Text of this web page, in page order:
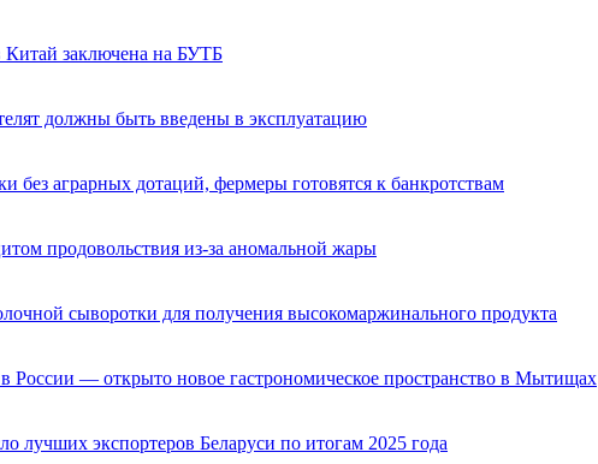
Китай заключена на БУТБ
должны быть введены в эксплуатацию
без аграрных дотаций, фермеры готовятся к банкротствам
продовольствия из-за аномальной жары
сыворотки для получения высокомаржинального продукта
в России — открыто новое гастрономическое пространство в Мытищах
лучших экспортеров Беларуси по итогам 2025 года